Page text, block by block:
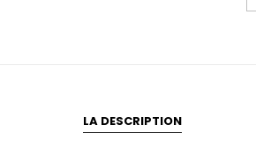
LA DESCRIPTION